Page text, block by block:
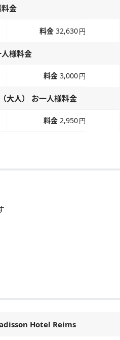
金
32,630円
様料金
3,000円
大人） お一人様料金
2,950円
Hotel Reims